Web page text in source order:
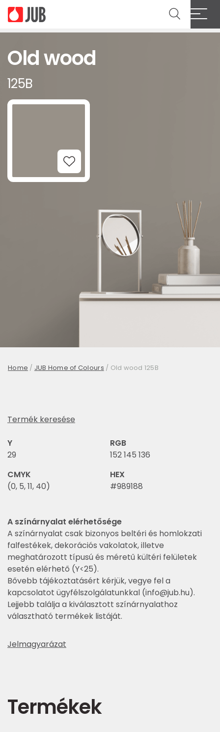
Old wood
125B
Add to Wishlist
Home / JUB Home of Colours / Old wood 125B
Termék keresése
Y
29
RGB
152 145 136
CMYK
(0, 5, 11, 40)
HEX
#989188
A színárnyalat elérhetősége
A színárnyalat csak bizonyos beltéri és homlokzati
falfestékek, dekorációs vakolatok, illetve
meghatározott típusú és méretű kültéri felületek
esetén elérhető (Y<25).
Bővebb tájékoztatásért kérjük, vegye fel a
kapcsolatot ügyfélszolgálatunkkal (info@jub.hu).
Lejjebb találja a kiválasztott színárnyalathoz
választható termékek listáját.
Jelmagyarázat
Termékek